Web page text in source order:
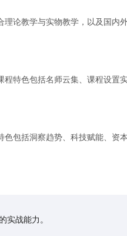
理论教学与实物教学，以及国内
程特色包括名师云集、课程设置
色包括洞察趋势、科技赋能、资
实战能力。